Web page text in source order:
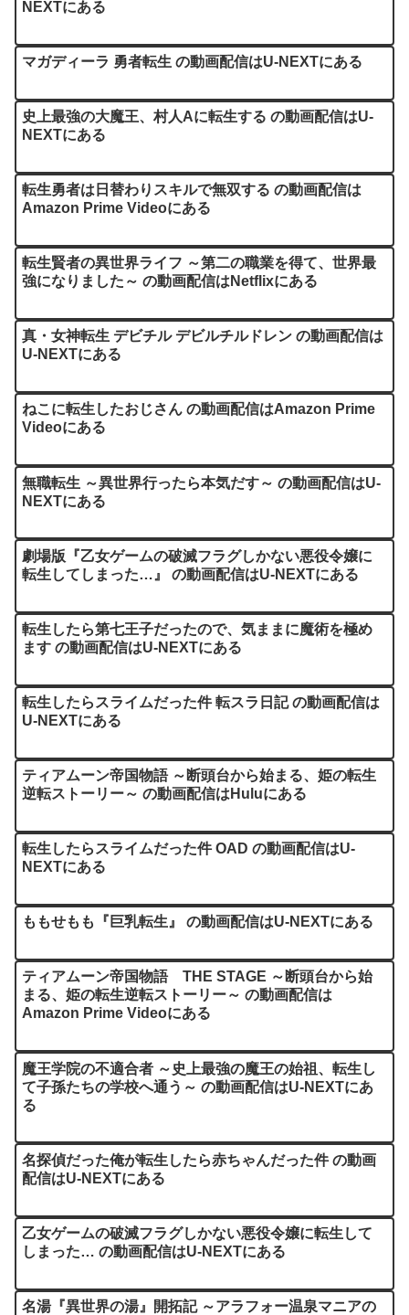
NEXTにある
マガディーラ 勇者転生 の動画配信はU-NEXTにある
史上最強の大魔王、村人Aに転生する の動画配信はU-
NEXTにある
転生勇者は日替わりスキルで無双する の動画配信は
Amazon Prime Videoにある
転生賢者の異世界ライフ ～第二の職業を得て、世界最
強になりました～ の動画配信はNetflixにある
真・女神転生 デビチル デビルチルドレン の動画配信は
U-NEXTにある
ねこに転生したおじさん の動画配信はAmazon Prime
Videoにある
無職転生 ～異世界行ったら本気だす～ の動画配信はU-
NEXTにある
劇場版『乙女ゲームの破滅フラグしかない悪役令嬢に
転生してしまった…』 の動画配信はU-NEXTにある
転生したら第七王子だったので、気ままに魔術を極め
ます の動画配信はU-NEXTにある
転生したらスライムだった件 転スラ日記 の動画配信は
U-NEXTにある
ティアムーン帝国物語 ～断頭台から始まる、姫の転生
逆転ストーリー～ の動画配信はHuluにある
転生したらスライムだった件 OAD の動画配信はU-
NEXTにある
ももせもも『巨乳転生』 の動画配信はU-NEXTにある
ティアムーン帝国物語 THE STAGE ～断頭台から始
まる、姫の転生逆転ストーリー～ の動画配信は
Amazon Prime Videoにある
魔王学院の不適合者 ～史上最強の魔王の始祖、転生し
て子孫たちの学校へ通う～ の動画配信はU-NEXTにあ
る
名探偵だった俺が転生したら赤ちゃんだった件 の動画
配信はU-NEXTにある
乙女ゲームの破滅フラグしかない悪役令嬢に転生して
しまった… の動画配信はU-NEXTにある
名湯『異世界の湯』開拓記 ～アラフォー温泉マニアの